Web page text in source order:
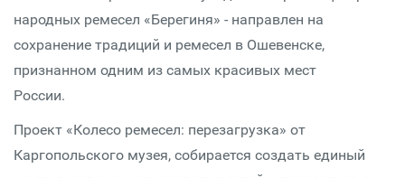
народных ремесел «Берегиня» - направлен на
сохранение традиций и ремесел в Ошевенске,
признанном одним из самых красивых мест
России.
Проект «Колесо ремесел: перезагрузка» от
Каргопольского музея, собирается создать единый